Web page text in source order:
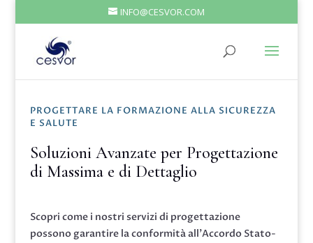
INFO@CESVOR.COM
PROGETTARE LA FORMAZIONE ALLA SICUREZZA
E SALUTE
Soluzioni Avanzate per Progettazione
di Massima e di Dettaglio
Scopri come i nostri servizi di progettazione
possono garantire la conformità all’Accordo Stato-